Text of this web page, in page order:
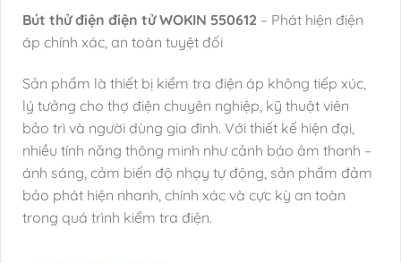
Bút thử điện điện tử WOKIN 550612 – Phát hiện điện
áp chính xác, an toàn tuyệt đối
Sản phẩm là thiết bị kiểm tra điện áp không tiếp xúc,
lý tưởng cho thợ điện chuyên nghiệp, kỹ thuật viên
bảo trì và người dùng gia đình. Với thiết kế hiện đại,
nhiều tính năng thông minh như cảnh báo âm thanh –
ánh sáng, cảm biến độ nhạy tự động, sản phẩm đảm
bảo phát hiện nhanh, chính xác và cực kỳ an toàn
trong quá trình kiểm tra điện.